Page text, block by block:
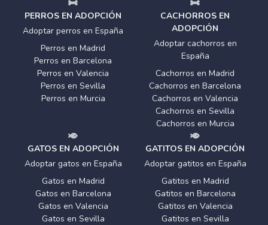
PERROS EN ADOPCIÓN
Adoptar perros en España
Perros en Madrid
Perros en Barcelona
Perros en Valencia
Perros en Sevilla
Perros en Murcia
CACHORROS EN
ADOPCIÓN
Adoptar cachorros en
España
Cachorros en Madrid
Cachorros en Barcelona
Cachorros en Valencia
Cachorros en Sevilla
Cachorros en Murcia
GATOS EN ADOPCIÓN
Adoptar gatos en España
Gatos en Madrid
Gatos en Barcelona
Gatos en Valencia
Gatos en Sevilla
GATITOS EN ADOPCIÓN
Adoptar gatitos en España
Gatitos en Madrid
Gatitos en Barcelona
Gatitos en Valencia
Gatitos en Sevilla